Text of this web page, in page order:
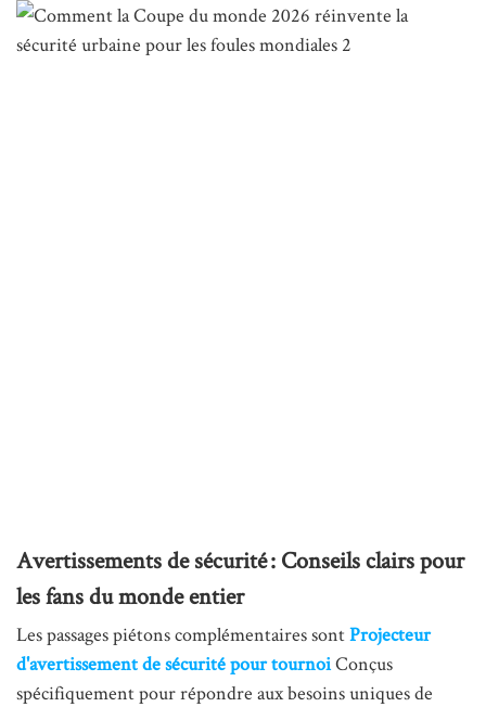
Avertissements de sécurité : Conseils clairs pour
les fans du monde entier
Les passages piétons complémentaires sontProjecteur
d'avertissement de sécurité pour tournoiConçus
spécifiquement pour répondre aux besoins uniques de